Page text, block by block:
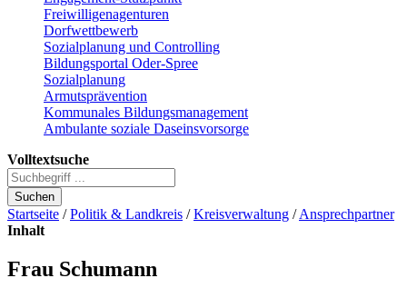
Freiwilligenagenturen
Dorfwettbewerb
Sozialplanung und Controlling
Bildungsportal Oder-Spree
Sozialplanung
Armutsprävention
Kommunales Bildungsmanagement
Ambulante soziale Daseinsvorsorge
Volltextsuche
Suchen
Startseite / Politik & Landkreis / Kreisverwaltung / Ansprechpartner
Inhalt
Frau Schumann